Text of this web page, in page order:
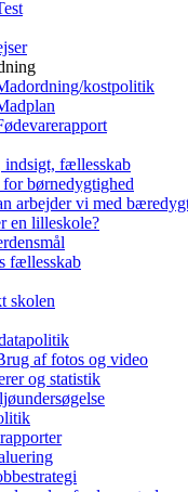
kostpolitik
fællesskab
for børnedygtighed
arbejder vi med
en lilleskole?
fællesskab
skolen
af fotos og video
og statistik